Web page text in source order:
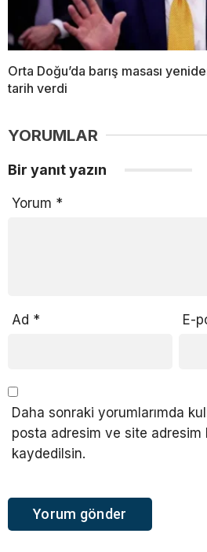
Orta Doğu’da barış masası
tarih verdi
YORUMLAR
Bir yanıt yazın
Yorum *
Ad * E-
Daha sonraki yorumlarımda
posta adresim ve site adresim
kaydedilsin.